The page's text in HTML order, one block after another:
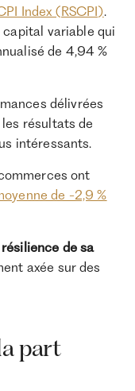
Index (RSCPI).
capital variable qui
de 4,94 %
délivrées
résultats de
intéressants.
ont
de -2,9 %
résilience de sa
axée sur des
part